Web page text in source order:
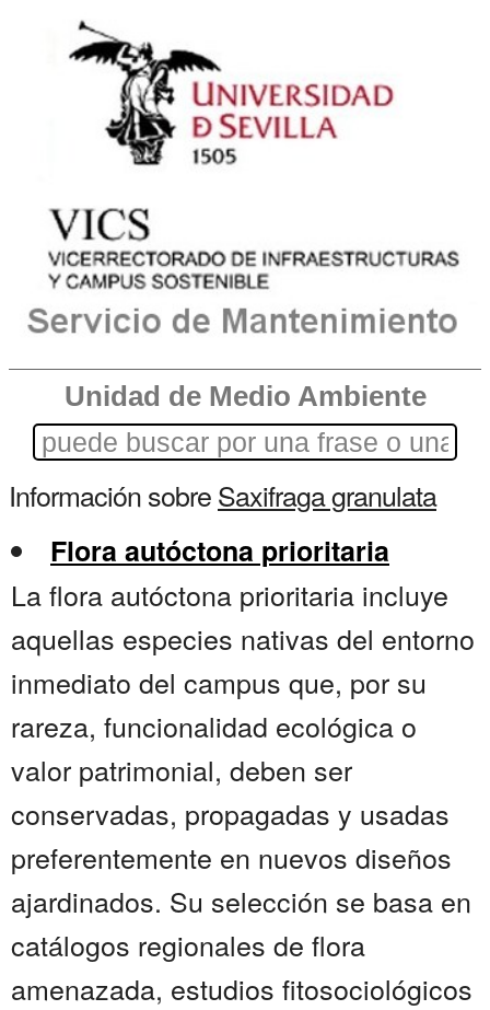
Unidad de Medio Ambiente
Información sobreSaxifraga granulata
Flora autóctona prioritaria
La flora autóctona prioritaria incluye
aquellas especies nativas del entorno
inmediato del campus que, por su
rareza, funcionalidad ecológica o
valor patrimonial, deben ser
conservadas, propagadas y usadas
preferentemente en nuevos diseños
ajardinados. Su selección se basa en
catálogos regionales de flora
amenazada, estudios fitosociológicos